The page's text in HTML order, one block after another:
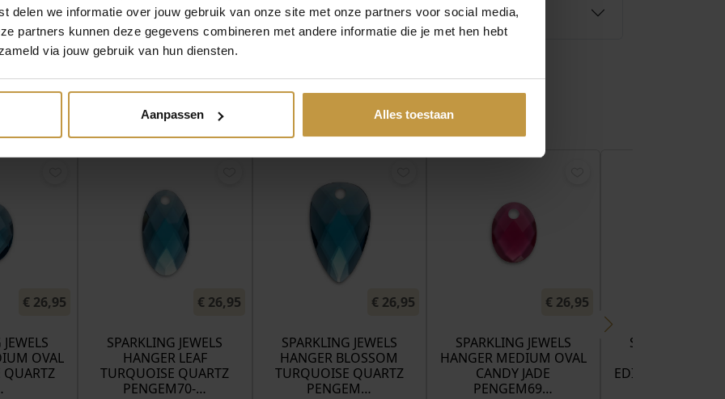
delen we informatie over jouw gebruik van onze site met onze partners voor social media,
partners kunnen deze gegevens combineren met andere informatie die je met hen hebt
via jouw gebruik van hun diensten.
Aanpassen Alles toestaan
MEER VAN SPARKLING JEWELS
€ 26,95
OVAL
€26,95
SPARKLING JEWELS
HANGER LEAF
TURQUOISE QUARTZ
PENGEM70-…
€26,95
SPARKLING JEWELS
HANGER BLOSSOM
TURQUOISE QUARTZ
PENGEM…
€26,95
SPARKLING JEWELS
HANGER MEDIUM OVAL
CANDY JADE
PENGEM69…
SPARKLING
EDITIONS FACET